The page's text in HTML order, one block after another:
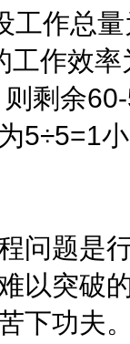
作总量
工作效
剩余
5÷5=1
题是行
以突破
下功夫